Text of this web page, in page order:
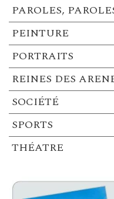
PAROLES,
PEINTURE
PORTRAITS
REINES DES
SOCIÉTÉ
SPORTS
THÉATRE